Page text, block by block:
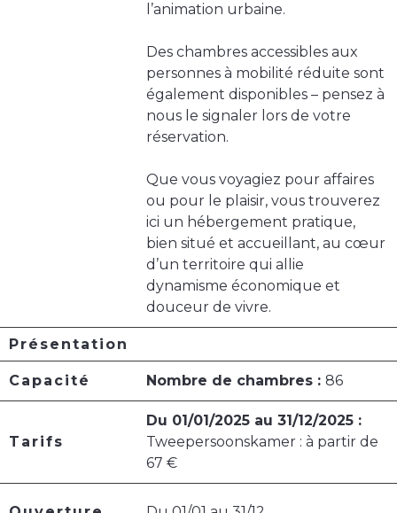
l’animation urbaine.
Des chambres accessibles aux
personnes à mobilité réduite sont
également disponibles – pensez à
nous le signaler lors de votre
réservation.
Que vous voyagiez pour affaires
ou pour le plaisir, vous trouverez
ici un hébergement pratique,
bien situé et accueillant, au cœur
d’un territoire qui allie
dynamisme économique et
douceur de vivre.
Présentation
Capacité Nombre de chambres : 86
Tarifs
Du 01/01/2025 au 31/12/2025 :
Tweepersoonskamer : à partir de
67 €